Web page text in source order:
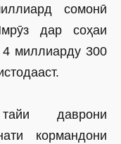
сомонӣ
дар соҳаи
миллиарду 300
даврони
кормандони